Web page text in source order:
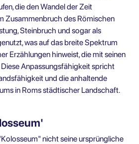
die den Wandel der Zeit
Zusammenbruch des Römischen
Steinbruch und sogar als
was auf das breite Spektrum
Erzählungen hinweist, die mit seinen
Anpassungsfähigkeit spricht
und die anhaltende
in Roms städtischer Landschaft.
nicht seine ursprüngliche